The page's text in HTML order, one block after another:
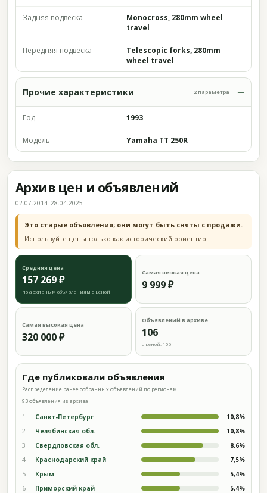
Задняя подвеска
Monocross, 280mm wheel
travel
Передняя подвеска
Telescopic forks, 280mm
wheel travel
Прочие характеристики 2 параметра
Год 1993
Модель Yamaha TT 250R
Архив цен и объявлений
02.07.2014–28.04.2025
Это старые объявления; они могут быть сняты с продажи.
Используйте цены только как исторический ориентир.
Средняя цена
157 269 ₽
по архивным объявлениям с ценой
Самая низкая цена
9 999 ₽
Самая высокая цена
320 000 ₽
Объявлений в архиве
106
с ценой: 106
Где публиковали объявления
Распределение ранее собранных объявлений по регионам.
93 объявления из архива
1 Санкт-Петербург 10,8%
2 Челябинская обл. 10,8%
3 Свердловская обл. 8,6%
4 Краснодарский край 7,5%
5 Крым 5,4%
6 Приморский край 5,4%